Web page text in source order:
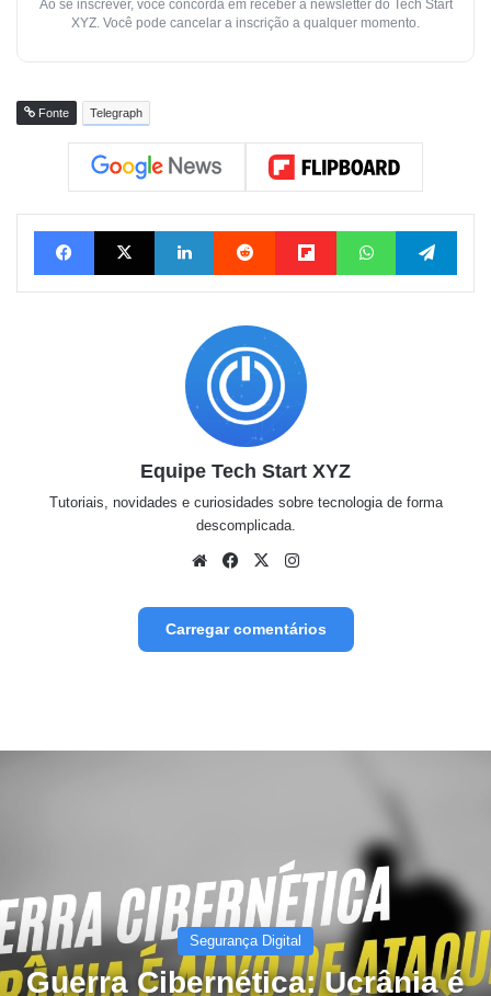
Ao se inscrever, você concorda em receber a newsletter do Tech Start
XYZ. Você pode cancelar a inscrição a qualquer momento.
Fonte Telegraph
FacebookX Linkedin Reddit FlipboardWhatsApp
Equipe Tech Start XYZ
Tutoriais, novidades e curiosidades sobre tecnologia de forma
descomplicada.
WebsiteFacebook
X
Carregar comentários